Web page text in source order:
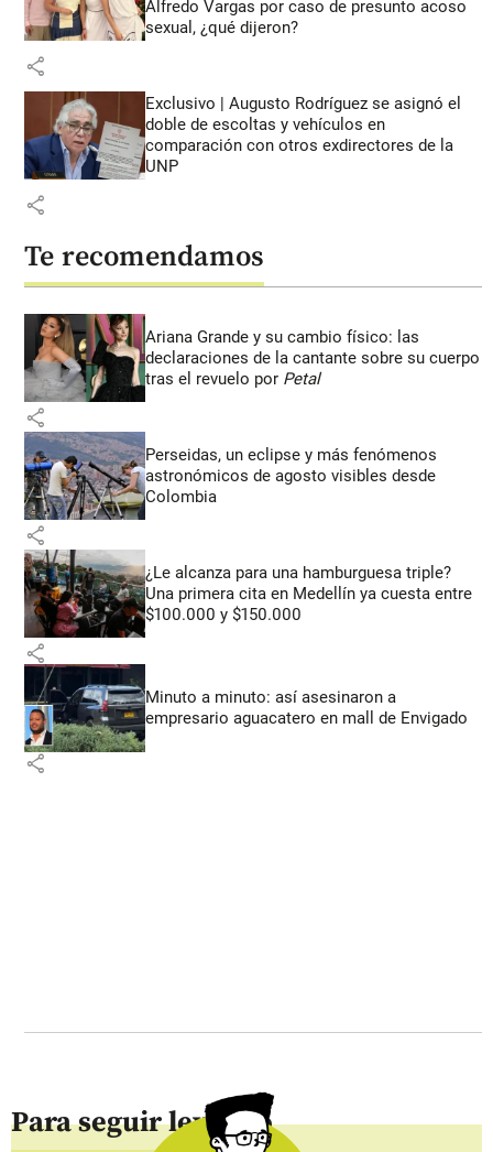
Alfredo Vargas por caso de presunto acoso
sexual, ¿qué dijeron?
share
Exclusivo | Augusto Rodríguez se asignó el
doble de escoltas y vehículos en
comparación con otros exdirectores de la
UNP
share
Te recomendamos
Ariana Grande y su cambio físico: las
declaraciones de la cantante sobre su cuerpo
tras el revuelo por Petal
share
Perseidas, un eclipse y más fenómenos
astronómicos de agosto visibles desde
Colombia
share
¿Le alcanza para una hamburguesa triple?
Una primera cita en Medellín ya cuesta entre
$100.000 y $150.000
share
Minuto a minuto: así asesinaron a
empresario aguacatero en mall de Envigado
share
Para seguir leyendo